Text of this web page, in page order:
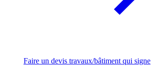
Faire un devis travaux/bâtiment qui signe